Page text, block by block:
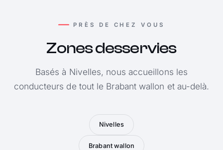
PRÈS DE CHEZ VOUS
Zones desservies
Basés à Nivelles, nous accueillons les
conducteurs de tout le Brabant wallon et au-delà.
Nivelles
Brabant wallon